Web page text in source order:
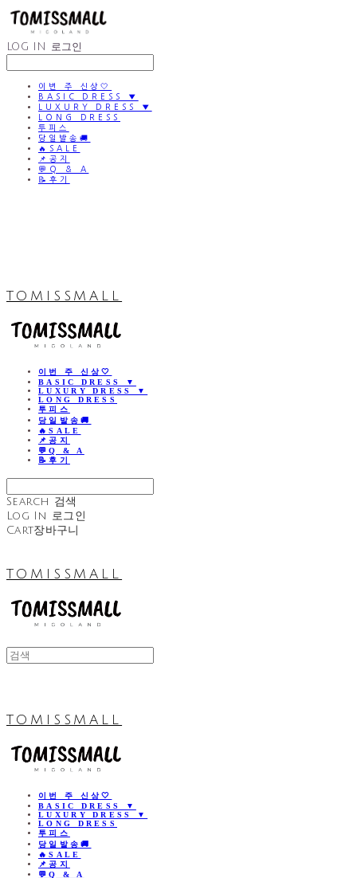
LOG IN 로그인
이번 주 신상🤍
BASIC DRESS ▼
LUXURY DRESS ▼
LONG DRESS
투피스
당일발송🚚
🔥SALE
📌공지
💬Q & A
📝후기
TOMISSMALL
이번 주 신상🤍
BASIC DRESS ▼
LUXURY DRESS ▼
LONG DRESS
투피스
당일발송🚚
🔥SALE
📌공지
💬Q & A
📝후기
Search 검색
Log In 로그인
Cart장바구니
TOMISSMALL
TOMISSMALL
이번 주 신상🤍
BASIC DRESS ▼
LUXURY DRESS ▼
LONG DRESS
투피스
당일발송🚚
🔥SALE
📌공지
💬Q & A